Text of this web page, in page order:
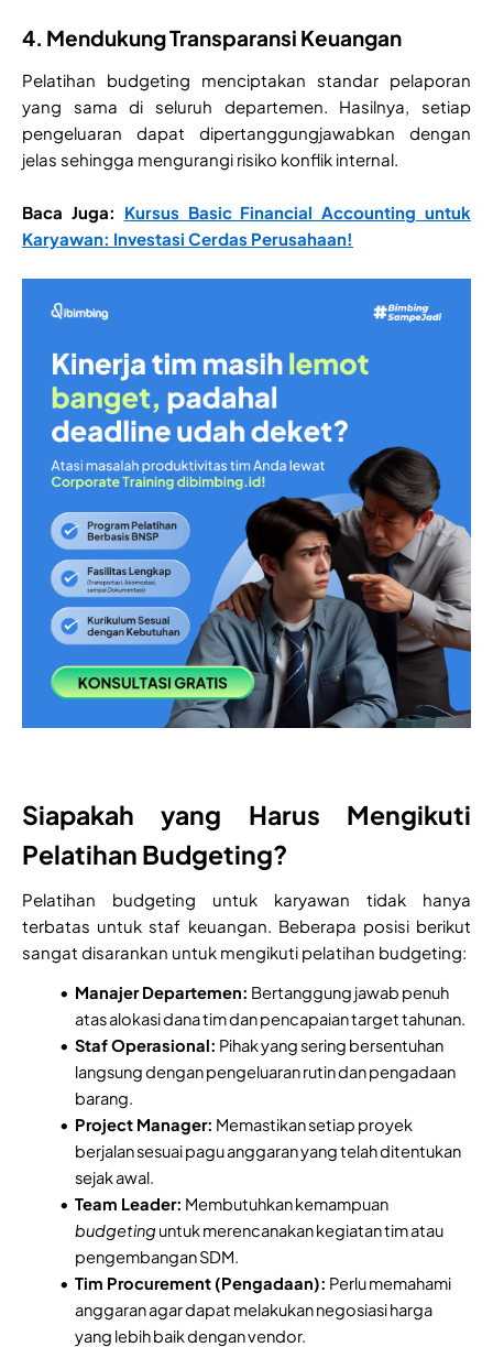
4. Mendukung Transparansi Keuangan
Pelatihan budgeting menciptakan standar pelaporan
yang sama di seluruh departemen. Hasilnya, setiap
pengeluaran dapat dipertanggungjawabkan dengan
jelas sehingga mengurangi risiko konflik internal.
Baca Juga: Kursus Basic Financial Accounting untuk
Karyawan: Investasi Cerdas Perusahaan!
Siapakah yang Harus Mengikuti
Pelatihan Budgeting?
Pelatihan budgeting untuk karyawan tidak hanya
terbatas untuk staf keuangan. Beberapa posisi berikut
sangat disarankan untuk mengikuti pelatihan budgeting:
Manajer Departemen: Bertanggung jawab penuh
atas alokasi dana tim dan pencapaian target tahunan.
Staf Operasional: Pihak yang sering bersentuhan
langsung dengan pengeluaran rutin dan pengadaan
barang.
Project Manager: Memastikan setiap proyek
berjalan sesuai pagu anggaran yang telah ditentukan
sejak awal.
Team Leader: Membutuhkan kemampuan
budgeting untuk merencanakan kegiatan tim atau
pengembangan SDM.
Tim Procurement (Pengadaan): Perlu memahami
anggaran agar dapat melakukan negosiasi harga
yang lebih baik dengan vendor.